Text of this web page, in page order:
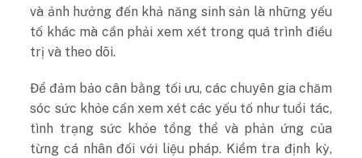
và ảnh hưởng đến khả năng sinh sản là những yếu
tố khác mà cần phải xem xét trong quá trình điều
trị và theo dõi.
Để đảm bảo cân bằng tối ưu, các chuyên gia chăm
sóc sức khỏe cần xem xét các yếu tố như tuổi tác,
tình trạng sức khỏe tổng thể và phản ứng của
từng cá nhân đối với liệu pháp. Kiểm tra định kỳ,